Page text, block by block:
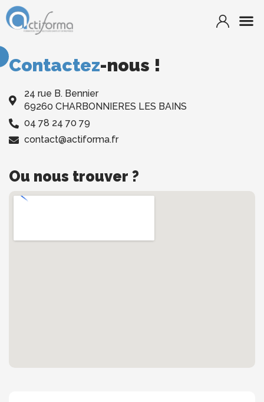
Contactez-nous !
24 rue B. Bennier
69260 CHARBONNIERES LES BAINS
04 78 24 70 79
contact@actiforma.fr
Ou nous trouver ?